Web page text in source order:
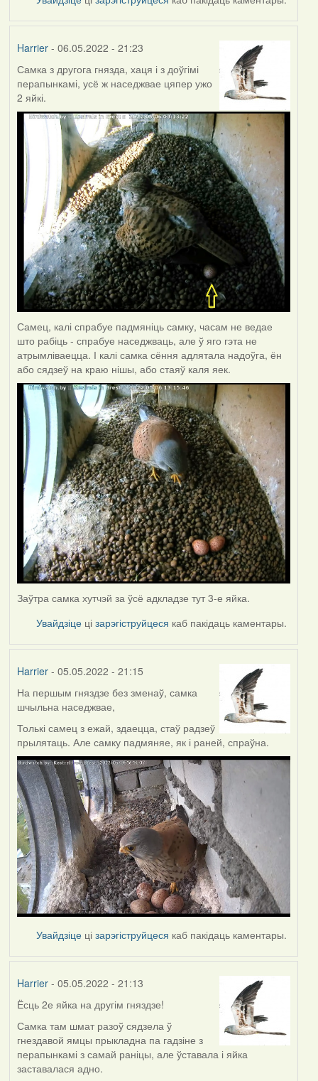
Harrier- 06.05.2022 - 21:23
Самка з другога гнязда, хаця і з доўгімі
перапынкамі, усё ж наседжвае цяпер ужо
2 яйкі.
Самец, калі спрабуе падмяніць самку, часам не ведае
што рабіць - спрабуе наседжваць, але ў яго гэта не
атрымліваецца. І калі самка сёння адлятала надоўга, ён
або сядзеў на краю нішы, або стаяў каля яек.
Заўтра самка хутчэй за ўсё адкладзе тут 3-е яйка.
Увайдзіце цізарэгіструйцеся каб пакідаць каментары.
Harrier- 05.05.2022 - 21:15
На першым гняздзе без зменаў, самка
шчыльна наседжвае,
Толькі самец з ежай, здаецца, стаў радзеў
прылятаць. Але самку падмяняе, як і раней, спраўна.
Увайдзіце цізарэгіструйцеся каб пакідаць каментары.
Harrier- 05.05.2022 - 21:13
Ёсць 2е яйка на другім гняздзе!
Самка там шмат разоў сядзела ў
гнездавой ямцы прыкладна па гадзіне з
перапынкамі з самай раніцы, але ўставала і яйка
заставалася адно.